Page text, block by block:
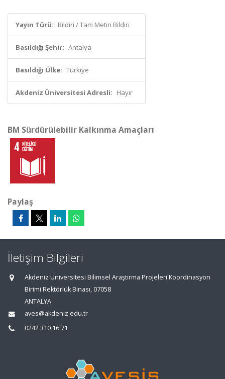
Yayın Türü: Bildiri / Tam Metin Bildiri
Basıldığı Şehir: Antalya
Basıldığı Ülke: Türkiye
Akdeniz Üniversitesi Adresli: Hayır
BM Sürdürülebilir Kalkınma Amaçları
Paylaş
İletişim Bilgileri
Akdeniz Üniversitesi Bilimsel Araştırma Projeleri Koordinasyon
Birimi Rektörlük Binası, 07058
ANTALYA
aves@akdeniz.edu.tr
0242 310 16 71